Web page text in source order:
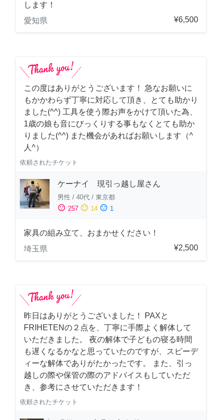
します！
愛知県
¥6,500
この度はありがとうございます！ 急なお願いに
もかかわらず丁寧に対応して頂き、とても助かり
ました(^^) 工具を使う際お声をかけて頂いた為、
1歳の娘も音にびっくりする事もなくとても助か
りました(^^) また機会があればお願いします（^
人^）
依頼されたチケット
ケーナイ 現引っ越し屋さん
男性 / 40代 / 東京都
sentiment_satisfied 257 sentiment_neutral 14 sentiment_dissatisfied 1
家具の組み立て、おまかせください！
埼玉県
¥2,500
昨日はありがとうございました！ PAXと
FRIHETENの２点を、丁寧に手際よく解体して
いただきました。 夜の解体で子どもの寝る時間
も遅くなるかなと思っていたのですが、スピーデ
ィーな解体でありがたかったです。 また、引っ
越しの際や保管の際のアドバイスもしていただ
き、参考にさせていただきます！
依頼されたチケット